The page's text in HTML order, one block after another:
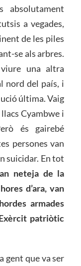
a vegades,
de les piles
se als arbres.
una altra
nord del país, i
última. Vaig
Cyambwe i
és gairebé
persones van
suicidar. En tot
neteja de la
d’ara, van
armades
patriòtic
gent que va ser